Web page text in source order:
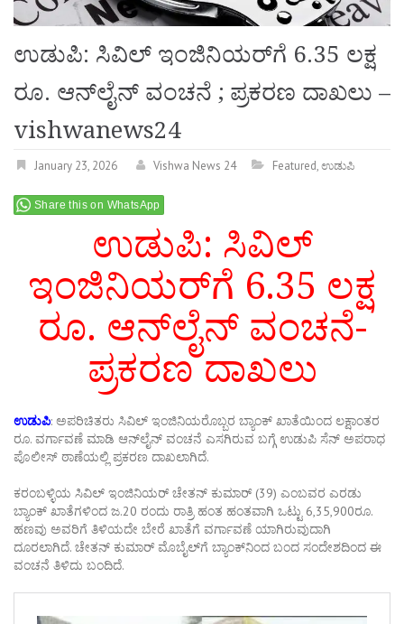
ಉಡುಪಿ: ಸಿವಿಲ್ ಇಂಜಿನಿಯರ್‌ಗೆ 6.35 ಲಕ್ಷ
ರೂ. ಆನ್‌ಲೈನ್ ವಂಚನೆ ; ಪ್ರಕರಣ ದಾಖಲು –
vishwanews24
January 23, 2026 Vishwa News 24 Featured,ಉಡುಪಿ
Share this on WhatsApp
ಉಡುಪಿ: ಸಿವಿಲ್
ಇಂಜಿನಿಯರ್‌ಗೆ 6.35 ಲಕ್ಷ
ರೂ. ಆನ್‌ಲೈನ್ ವಂಚನೆ-
ಪ್ರಕರಣ ದಾಖಲು
ಉಡುಪಿ: ಅಪರಿಚಿತರು ಸಿವಿಲ್ ಇಂಜಿನಿಯರೊಬ್ಬರ ಬ್ಯಾಂಕ್ ಖಾತೆಯಿಂದ ಲಕ್ಷಾಂತರ
ರೂ. ವರ್ಗಾವಣೆ ಮಾಡಿ ಆನ್‌ಲೈನ್ ವಂಚನೆ ಎಸಗಿರುವ ಬಗ್ಗೆ ಉಡುಪಿ ಸೆನ್ ಅಪರಾಧ
ಪೊಲೀಸ್ ಠಾಣೆಯಲ್ಲಿ ಪ್ರಕರಣ ದಾಖಲಾಗಿದೆ.
ಕರಂಬಳ್ಳಿಯ ಸಿವಿಲ್ ಇಂಜಿನಿಯರ್ ಚೇತನ್ ಕುಮಾರ್ (39) ಎಂಬವರ ಎರಡು
ಬ್ಯಾಂಕ್ ಖಾತೆಗಳಿಂದ ಜ.20 ರಂದು ರಾತ್ರಿ ಹಂತ ಹಂತವಾಗಿ ಒಟ್ಟು 6,35,900ರೂ.
ಹಣವು ಅವರಿಗೆ ತಿಳಿಯದೇ ಬೇರೆ ಖಾತೆಗೆ ವರ್ಗಾವಣೆ ಯಾಗಿರುವುದಾಗಿ
ದೂರಲಾಗಿದೆ. ಚೇತನ್ ಕುಮಾರ್ ಮೊಬೈಲ್‌ಗೆ ಬ್ಯಾಂಕ್‌ನಿಂದ ಬಂದ ಸಂದೇಶದಿಂದ ಈ
ವಂಚನೆ ತಿಳಿದು ಬಂದಿದೆ.